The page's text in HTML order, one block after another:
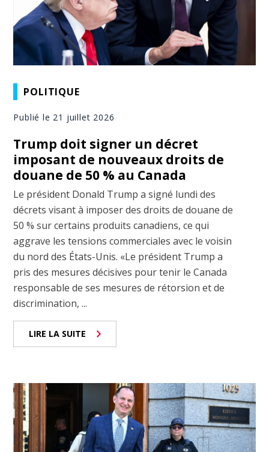
POLITIQUE
Publié le 21 juillet 2026
Trump doit signer un décret
imposant de nouveaux droits de
douane de 50 % au Canada
Le président Donald Trump a signé lundi des
décrets visant à imposer des droits de douane de
50 % sur certains produits canadiens, ce qui
aggrave les tensions commerciales avec le voisin
du nord des États-Unis. «Le président Trump a
pris des mesures décisives pour tenir le Canada
responsable de ses mesures de rétorsion et de
discrimination, ...
LIRE LA SUITE